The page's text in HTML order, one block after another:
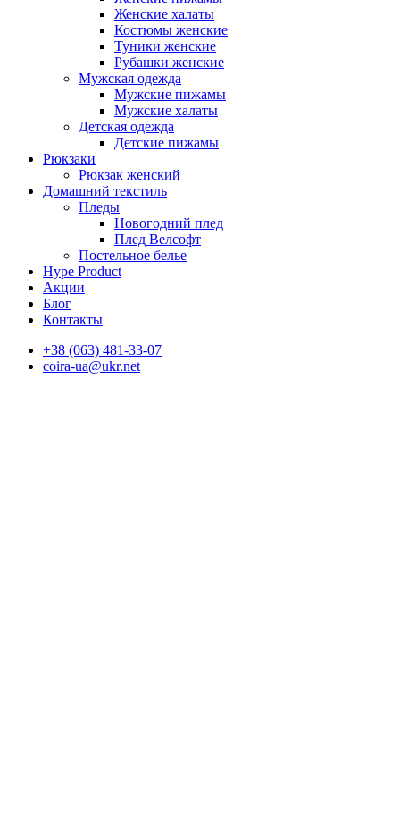
Женские халаты
Костюмы женские
Туники женские
Рубашки женские
Мужская одежда
Мужские пижамы
Мужские халаты
Детская одежда
Детские пижамы
Рюкзаки
Рюкзак женский
Домашний текстиль
Пледы
Новогодний плед
Плед Велсофт
Постельное белье
Hype Product
Акции
Блог
Контакты
+38 (063) 481-33-07
coira-ua@ukr.net